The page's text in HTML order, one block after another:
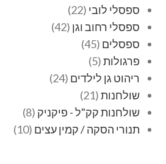
ספסלי לובי 22
ספסלי רחוב וגן 42
ספסלים 45
פרגולות 5
ריהוט גן לילדים 24
שולחנות 21
שולחנות קק"ל - פיקניק 8
תנורי הסקה / קמין עצים 10